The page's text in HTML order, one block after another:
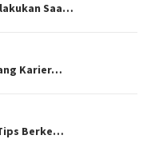
Saa…
Karier…
Berke…